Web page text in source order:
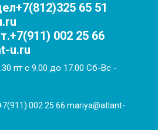
65 51
002 25 66
u.ru
пт с 9.00 до 17.00 Сб-Вс -
002 25 66 mariya@atlant-